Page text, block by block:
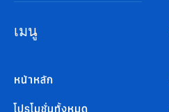
เมนู
หน้าหลัก
โปรโมชั่นทั้งหมด